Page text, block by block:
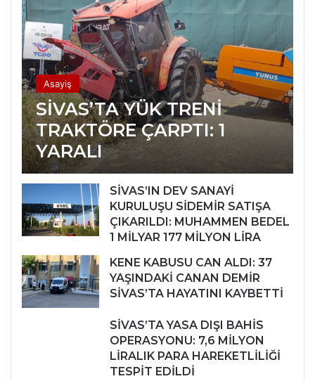
Asayiş
SİVAS’TA YÜK TRENİ
TRAKTÖRE ÇARPTI: 1
YARALI
SİVAS’IN DEV SANAYİ
KURULUŞU SİDEMİR SATIŞA
ÇIKARILDI: MUHAMMEN BEDEL
1 MİLYAR 177 MİLYON LİRA
KENE KABUSU CAN ALDI: 37
YAŞINDAKİ CANAN DEMİR
SİVAS’TA HAYATINI KAYBETTİ
SİVAS’TA YASA DIŞI BAHİS
OPERASYONU: 7,6 MİLYON
LİRALIK PARA HAREKETLİLİĞİ
TESPİT EDİLDİ